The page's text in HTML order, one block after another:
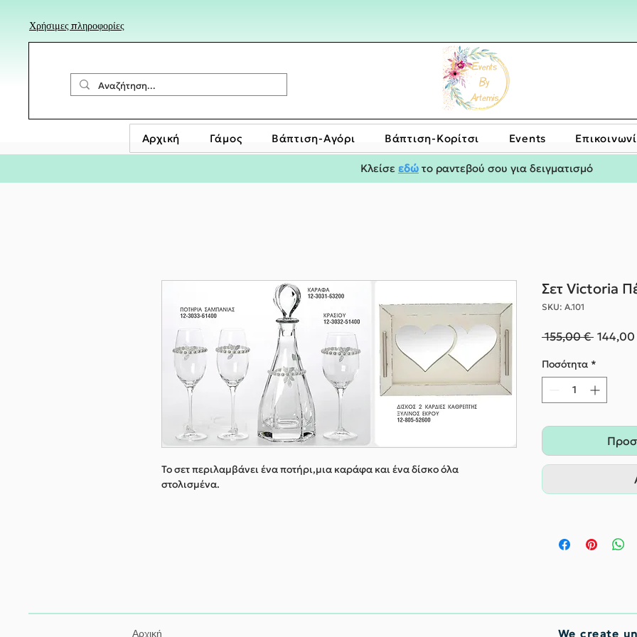
Χρήσιμες πληροφορίες
Αρχική Γάμος Βάπτιση-Αγόρι Bάπτιση-Κορίτσι Events
Κλείσε εδώ το ραντεβού σου για δειγματισμό
Το σετ περιλαμβάνει ένα ποτήρι,μια καράφα και ένα δίσκο όλα
στολισμένα.
Σετ Victoria
SKU: Α.101
155,00 €
Ποσότητα *
Αρχική We create